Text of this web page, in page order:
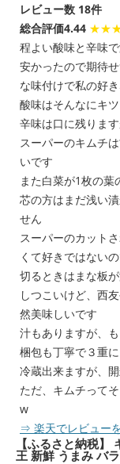
レビュー数 18件
総合評価4.44
程よい酸味と辛味
安かったので期待
な味付けで私の好
酸味はそんなにキ
辛味は口に残りま
スーパーのキムチ
いです
また白菜が1枚の葉
芯の方はまだ浅い
せん
スーパーのカット
くて好きではない
切るときはまな板
しつこいけど、西
然美味しいです
汁もありますが、
梱包も丁寧で３重
冷蔵出来ますが、
ただ、キムチって
w
⇒ 楽天でレビュー
【ふるさと納税】
王 新鮮 うまみ バ